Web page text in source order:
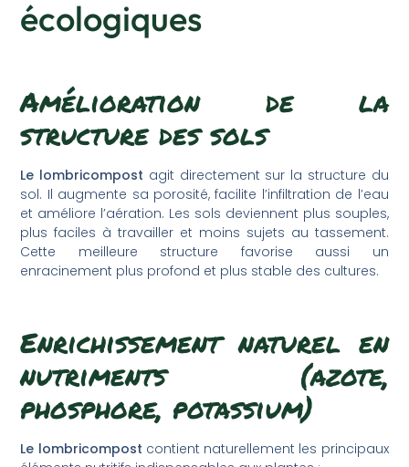
écologiques
Amélioration de la
structure des sols
Le lombricompost agit directement sur la structure du
sol. Il augmente sa porosité, facilite l’infiltration de l’eau
et améliore l’aération. Les sols deviennent plus souples,
plus faciles à travailler et moins sujets au tassement.
Cette meilleure structure favorise aussi un
enracinement plus profond et plus stable des cultures.
Enrichissement naturel en
nutriments (azote,
phosphore, potassium)
Le lombricompost contient naturellement les principaux